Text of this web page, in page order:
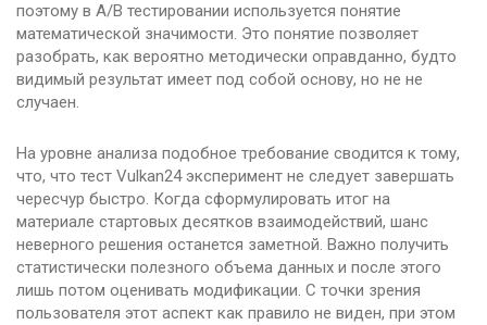
поэтому в A/B тестировании используется понятие
математической значимости. Это понятие позволяет
разобрать, как вероятно методически оправданно, будто
видимый результат имеет под собой основу, но не не
случаен.
На уровне анализа подобное требование сводится к тому,
что, что тест Vulkan24 эксперимент не следует завершать
чересчур быстро. Когда сформулировать итог на
материале стартовых десятков взаимодействий, шанс
неверного решения останется заметной. Важно получить
статистически полезного объема данных и после этого
лишь потом оценивать модификации. С точки зрения
пользователя этот аспект как правило не виден, при этом